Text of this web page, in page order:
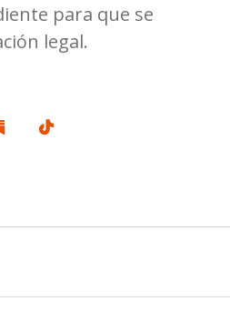
para que se
legal.